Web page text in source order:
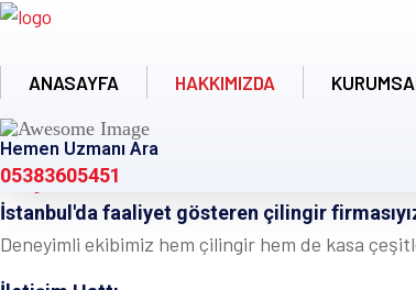
İstanbul'da faaliyet gösteren çilingir
Deneyimli ekibimiz hem çilingir hem de kasa
ANASAYFA HAKKIMIZDA
Hemen Uzmanı Ara
05383605451